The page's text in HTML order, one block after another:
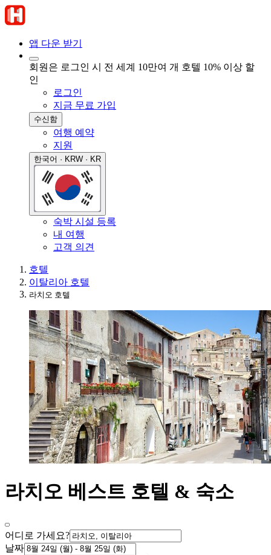
앱 다운 받기
회원은 로그인 시 전 세계 10만여 개 호텔 10% 이상 할
인
로그인
지금 무료 가입
수신함
여행 예약
지원
한국어 · KRW · KR
숙박 시설 등록
내 여행
고객 의견
호텔
이탈리아 호텔
라치오 호텔
라치오 베스트 호텔 & 숙소
어디로 가세요?
날짜